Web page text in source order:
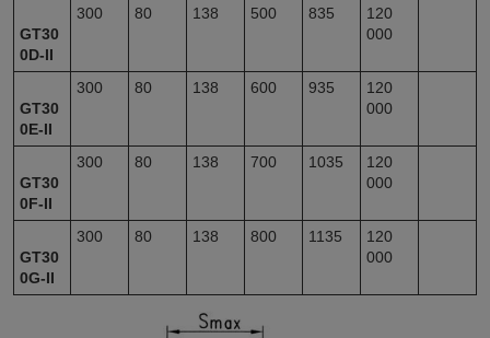
GT30
0D-II
300 80 138 500 835
120
000
GT30
0E-II
300 80 138 600 935
120
000
GT30
0F-II
300 80 138 700 1035
120
000
GT30
0G-II
300 80 138 800 1135
120
000